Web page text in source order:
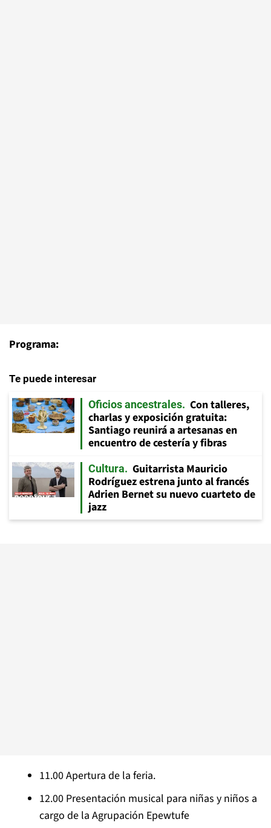
Programa:
Te puede interesar
Oficios ancestrales
Con talleres,
charlas y exposición gratuita:
Santiago reunirá a artesanas en
encuentro de cestería y fibras
Cultura
Guitarrista Mauricio
Rodríguez estrena junto al francés
Adrien Bernet su nuevo cuarteto de
jazz
11.00 Apertura de la feria.
12.00 Presentación musical para niñas y niños a
cargo de la Agrupación Epewtufe